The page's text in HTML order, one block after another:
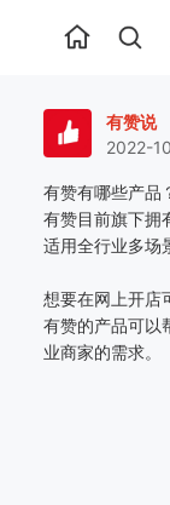
首
有赞说
2022-
有赞有哪些产品
有赞目前旗下拥
适用全行业多场
想要在网上开店
有赞的产品可以
业商家的需求。